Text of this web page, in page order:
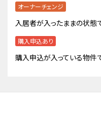
オーナーチェンジ
入居者が入ったままの状態
購入申込あり
購入申込が入っている物件で